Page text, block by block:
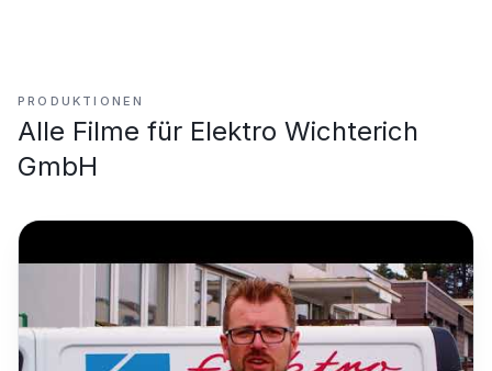
PRODUKTIONEN
Alle Filme für Elektro Wichterich
GmbH